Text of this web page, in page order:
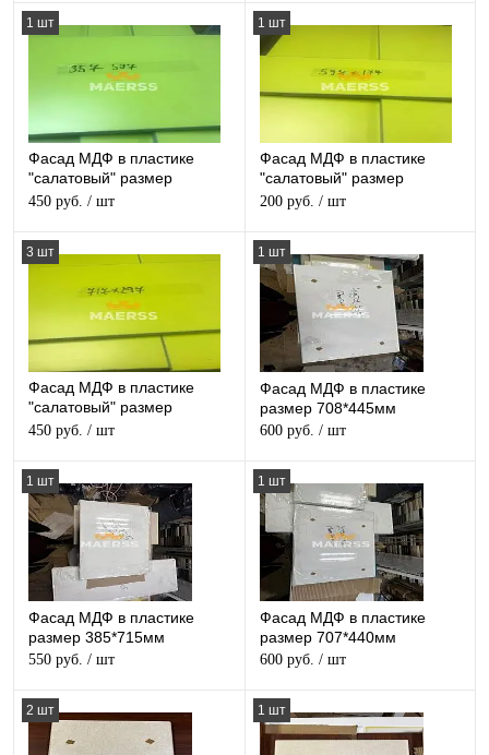
1 шт
Фасад МДФ в пластике
"салатовый" размер
357*597мм
450 руб. / шт
1 шт
Фасад МДФ в пластике
"салатовый" размер
177*597мм
200 руб. / шт
3 шт
Фасад МДФ в пластике
"салатовый" размер
297*717мм
450 руб. / шт
1 шт
Фасад МДФ в пластике
размер 708*445мм
600 руб. / шт
1 шт
Фасад МДФ в пластике
размер 385*715мм
550 руб. / шт
1 шт
Фасад МДФ в пластике
размер 707*440мм
600 руб. / шт
2 шт 1 шт